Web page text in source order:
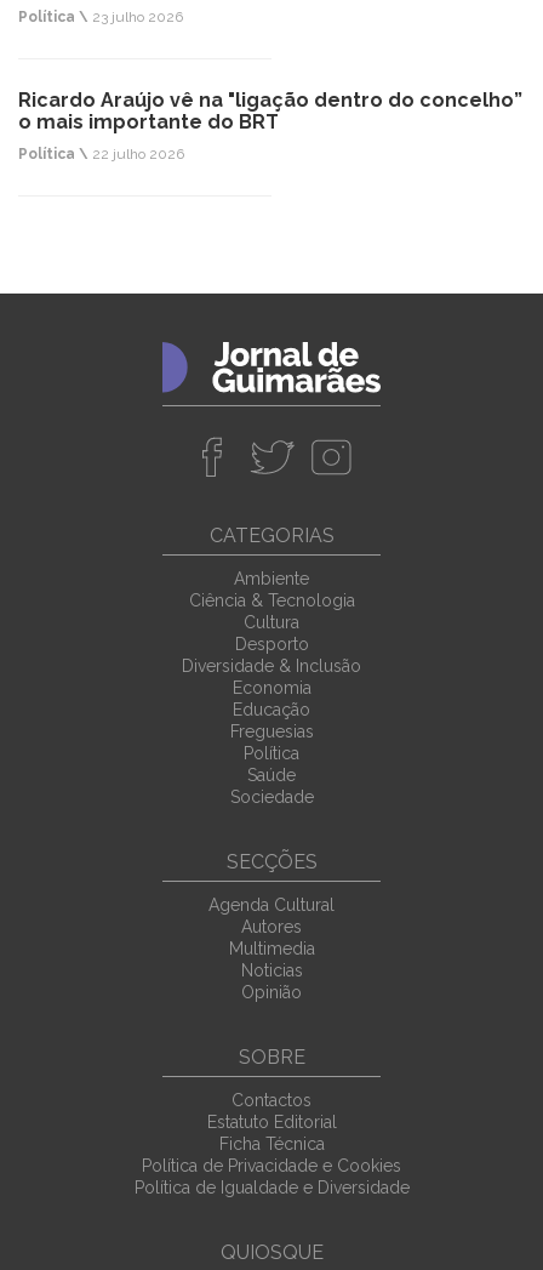
Política \ 23 julho 2026
Ricardo Araújo vê na "ligação dentro do concelho”
o mais importante do BRT
Política \ 22 julho 2026
CATEGORIAS
Ambiente
Ciência & Tecnologia
Cultura
Desporto
Diversidade & Inclusão
Economia
Educação
Freguesias
Política
Saúde
Sociedade
SECÇÕES
Agenda Cultural
Autores
Multimedia
Noticias
Opinião
SOBRE
Contactos
Estatuto Editorial
Ficha Técnica
Política de Privacidade e Cookies
Política de Igualdade e Diversidade
QUIOSQUE